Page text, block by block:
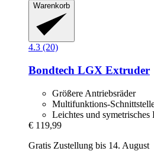
Warenkorb
4.3 (20)
Bondtech LGX Extruder
Größere Antriebsräder
Multifunktions-
Leichtes und symetrisches
€ 119,99
Gratis Zustellung bis 14. August